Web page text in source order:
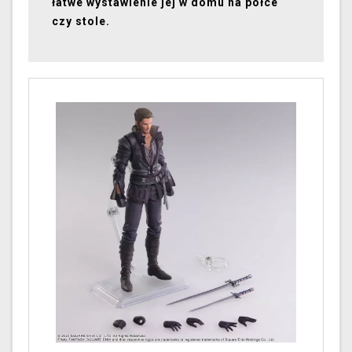
łatwe wystawienie jej w domu na półce
czy stole.